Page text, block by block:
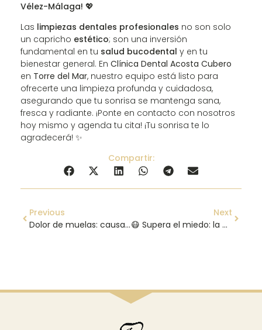
Vélez-Málaga! 💖
Las limpiezas dentales profesionales no son solo
un capricho estético; son una inversión
fundamental en tu salud bucodental y en tu
bienestar general. En Clínica Dental Acosta Cubero
en Torre del Mar, nuestro equipo está listo para
ofrecerte una limpieza profunda y cuidadosa,
asegurando que tu sonrisa se mantenga sana,
fresca y radiante. ¡Ponte en contacto con nosotros
hoy mismo y agenda tu cita! ¡Tu sonrisa te lo
agradecerá! ✨
Compartir:
Previous
Dolor de muelas: causas, síntomas y tratamiento
Next
😷 Supera el miedo: la cirugía oral en Clínica Dental Acosta Cubero (Vélez-Málaga), procedimientos seguros para tu salud 🩺